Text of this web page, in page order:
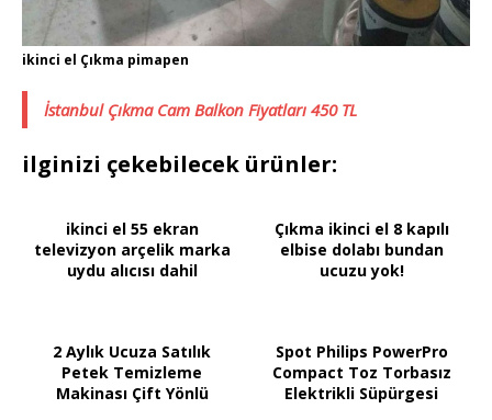
ikinci el Çıkma pimapen
İstanbul Çıkma Cam Balkon Fiyatları 450 TL
ilginizi çekebilecek ürünler:
ikinci el 55 ekran
televizyon arçelik marka
uydu alıcısı dahil
Çıkma ikinci el 8 kapılı
elbise dolabı bundan
ucuzu yok!
2 Aylık Ucuza Satılık
Petek Temizleme
Makinası Çift Yönlü
Spot Philips PowerPro
Compact Toz Torbasız
Elektrikli Süpürgesi